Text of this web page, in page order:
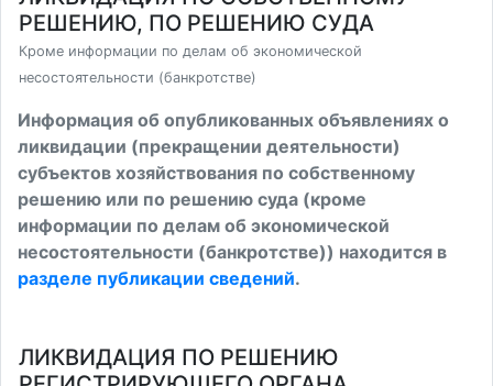
РЕШЕНИЮ, ПО РЕШЕНИЮ СУДА
Кроме информации по делам об экономической
несостоятельности (банкротстве)
Информация об опубликованных объявлениях о
ликвидации (прекращении деятельности)
субъектов хозяйствования по собственному
решению или по решению суда (кроме
информации по делам об экономической
несостоятельности (банкротстве)) находится в
разделе публикации сведений.
ЛИКВИДАЦИЯ ПО РЕШЕНИЮ